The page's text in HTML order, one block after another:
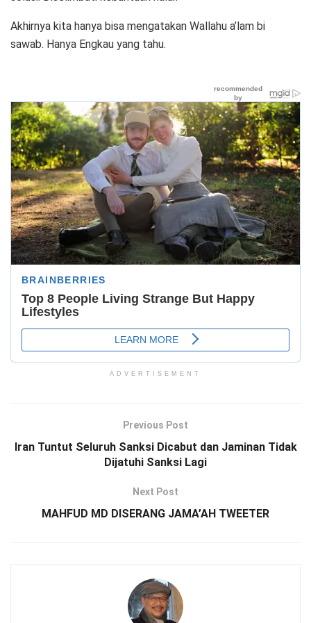
Akhirnya kita hanya bisa mengatakan Wallahu a’lam bi
sawab. Hanya Engkau yang tahu.
ADVERTISEMENT
Previous Post
Iran Tuntut Seluruh Sanksi Dicabut dan Jaminan Tidak
Dijatuhi Sanksi Lagi
Next Post
MAHFUD MD DISERANG JAMA’AH TWEETER